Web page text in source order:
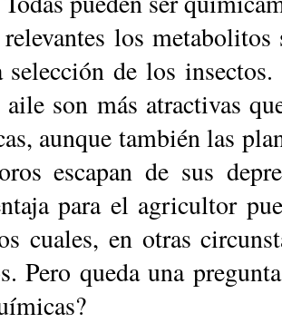
los
selección de los
son más atractivas
aunque también las
escapan de sus
para el agricultor
cuales, en otras
Pero queda una